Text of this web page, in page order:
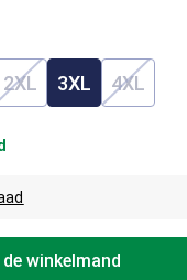
niet
is momenteel niet
optie is momenteel
2XL(Deze optie is
3XL 4XL(Deze
de winkelmand